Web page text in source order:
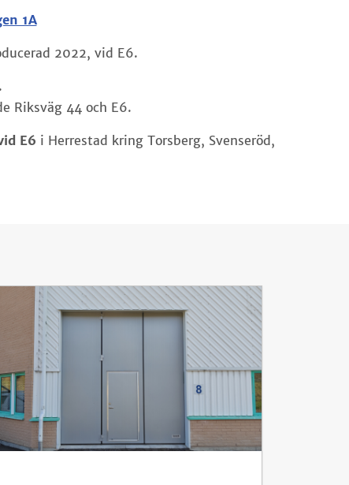
1A
2022, vid E6.
Riksväg 44 och E6.
E6 i Herrestad kring Torsberg, Svenseröd,